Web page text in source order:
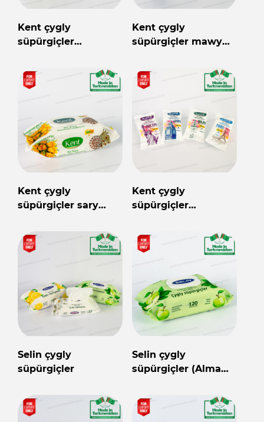
Kent çygly
süpürgiçler
Kent çygly
süpürgiçler mawy
Kent çygly
süpürgiçler sary
Kent çygly
süpürgiçler
önümi
Selin çygly
süpürgiçler
Selin çygly
süpürgiçler (Alma